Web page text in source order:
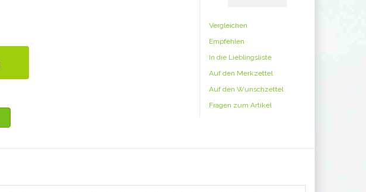
Vergleichen
Empfehlen
In die Lieblingsliste
Auf den Merkzettel
Auf den Wunschzettel
Fragen zum Artikel